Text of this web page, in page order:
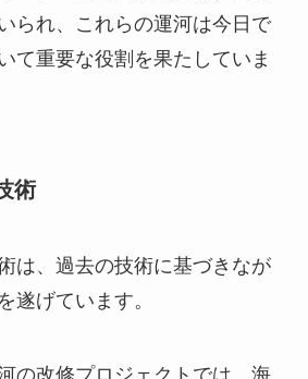
られ、これらの運河は今日で
て重要な役割を果たしていま
術
は、過去の技術に基づきなが
遂げています。
の改修プロジェクトでは、海